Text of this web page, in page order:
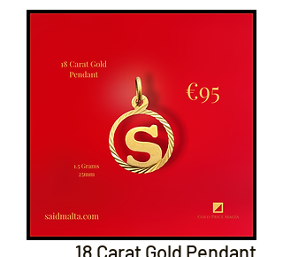
18 Carat Gold Pendant